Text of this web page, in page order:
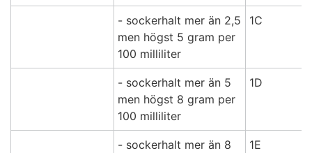
- sockerhalt mer än 2,5
men högst 5 gram per
100 milliliter
1C
- sockerhalt mer än 5
men högst 8 gram per
100 milliliter
1D
- sockerhalt mer än 8
1E